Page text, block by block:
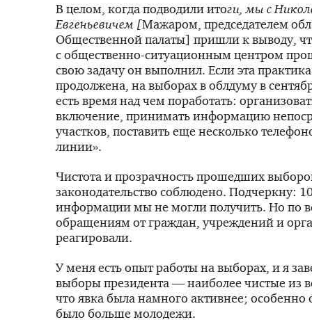
В целом, когда подводили итоги, мы с
Евгеньевичем [Мажаром, председателем
Общественной палаты] пришли к выводу,
с общественно-ситуационным центром
свою задачу он выполнил. Если эта
продолжена, на выборах в облдуму в
есть время над чем поработать:
включение, принимать информацию
участков, поставить еще несколько
линии».
Чистота и прозрачность прошедших
законодательство соблюдено. Подчеркну:
информации мы не могли получить. Но по
обращениям от граждан, учреждений и
реагировали.
У меня есть опыт работы на выборах, и я
выборы президента — наиболее чистые из
что явка была намного активнее; особенно
было больше молодежи.